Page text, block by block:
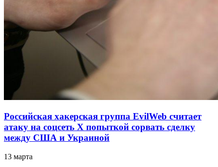
Российская хакерская группа EvilWeb считает
атаку на соцсеть Х попыткой сорвать сделку
между США и Украиной
13 марта